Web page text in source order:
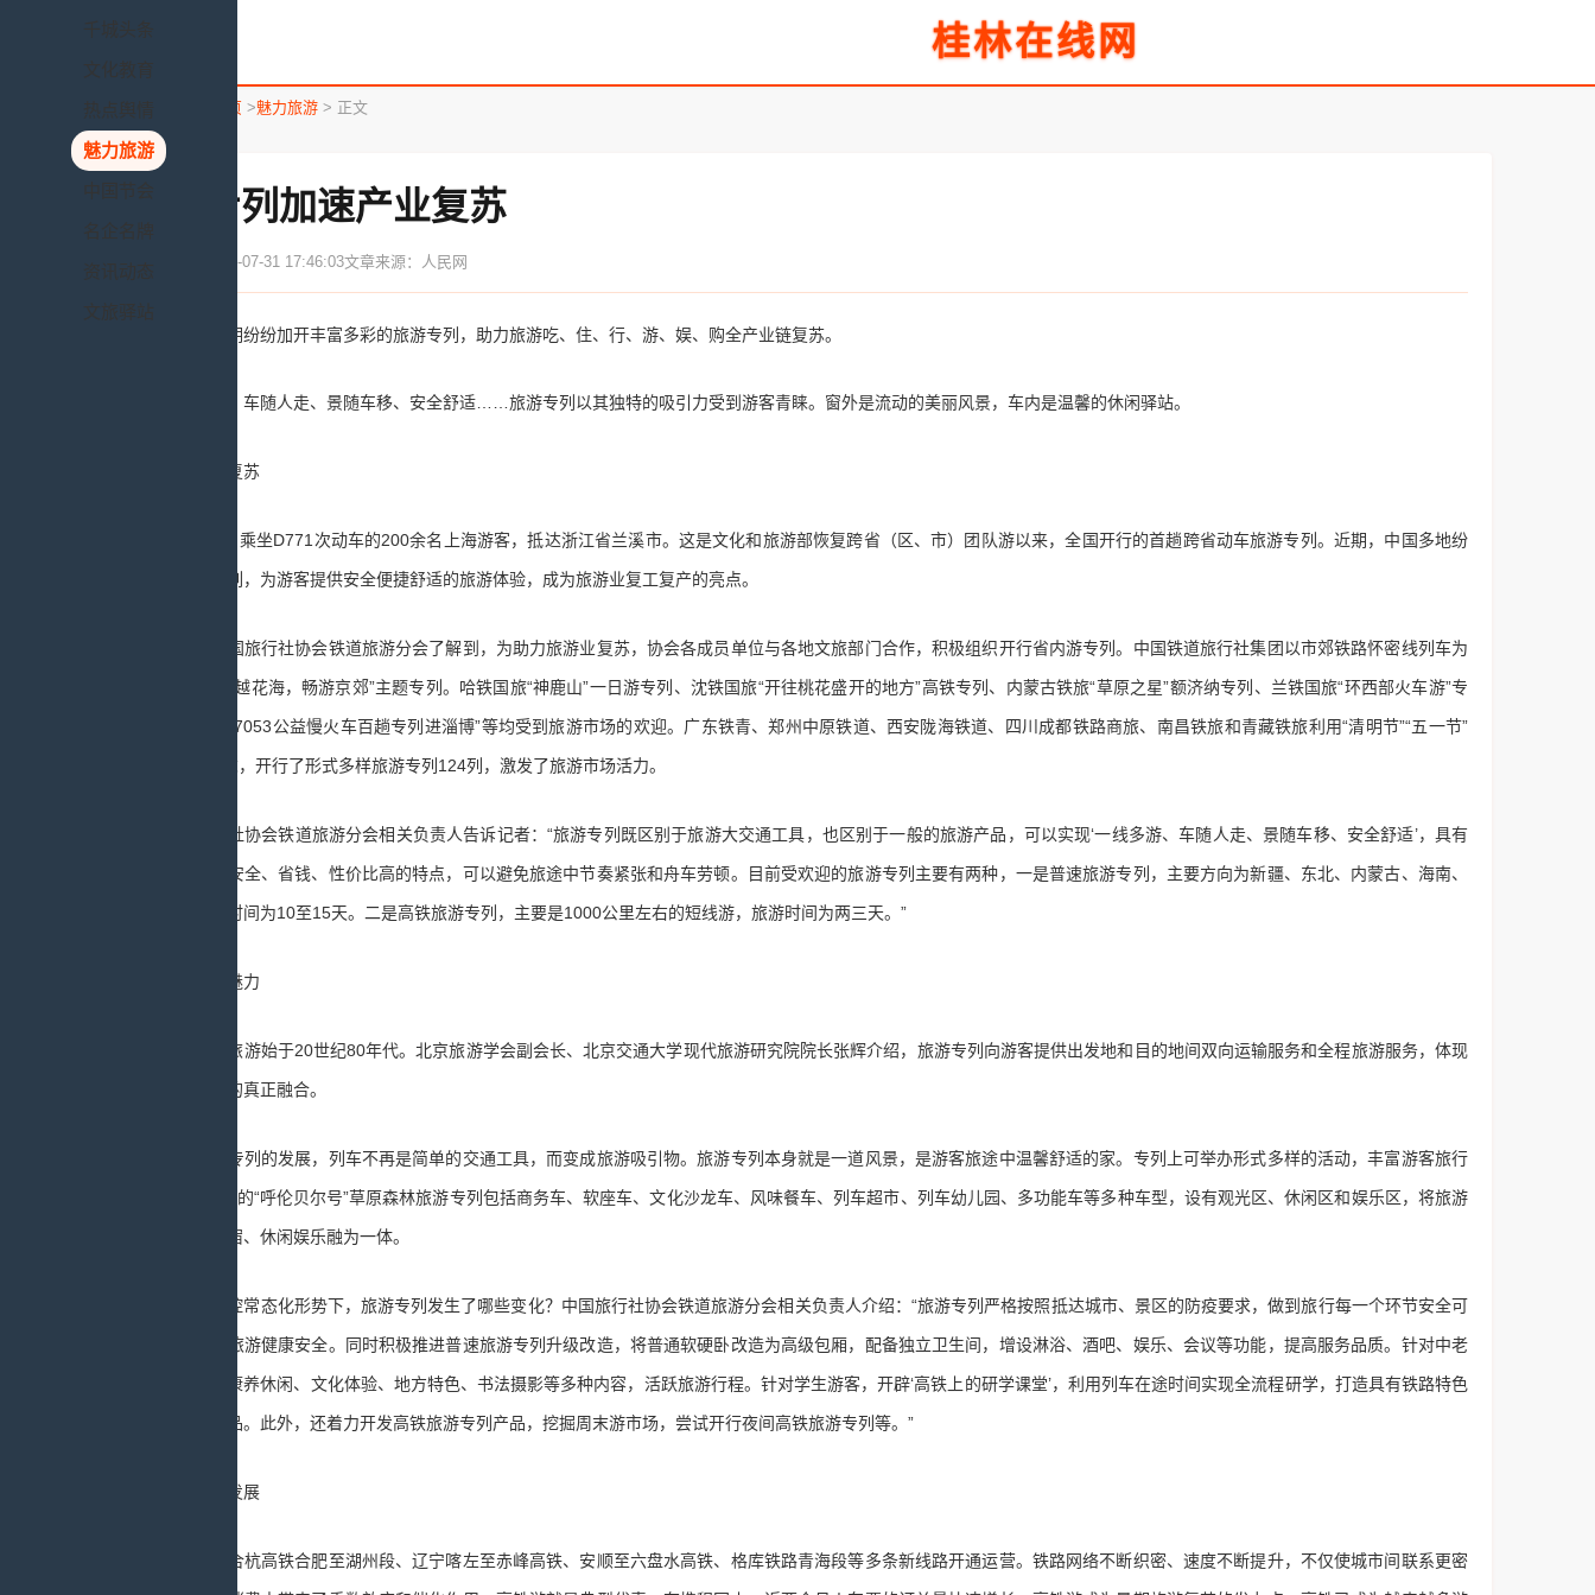
桂林在线网
文化教育
热点舆情
魅力旅游
中国节会
名企名牌
资讯动态
文旅驿站
您所在的位置： 首页 >魅力旅游 > 正文
旅游专列加速产业复苏
发布时间：2020-07-31 17:46:03文章来源：人民网
中国多地近期纷纷加开丰富多彩的旅游专列，助力旅游吃、住、行、游、娱、购全产业链复苏。
一线多游、车随人走、景随车移、安全舒适……旅游专列以其独特的吸引力受到游客青睐。窗外是流动的美丽风景，车内是温馨的休闲驿站。
助力产业复苏
7月25日，乘坐D771次动车的200余名上海游客，抵达浙江省兰溪市。这是文化和旅游部恢复跨省（区、市）团队游以来，全国开行的首趟跨省动车旅游专列。近期，中国多地纷
纷推出旅游专列，为游客提供安全便捷舒适的旅游体验，成为旅游业复工复产的亮点。
记者从中国旅行社协会铁道旅游分会了解到，为助力旅游业复苏，协会各成员单位与各地文旅部门合作，积极组织开行省内游专列。中国铁道旅行社集团以市郊铁路怀密线列车为
载体，开行“漫越花海，畅游京郊”主题专列。哈铁国旅“神鹿山”一日游专列、沈铁国旅“开往桃花盛开的地方”高铁专列、内蒙古铁旅“草原之星”额济纳专列、兰铁国旅“环西部火车游”专
列、山东中铁“7053公益慢火车百趟专列进淄博”等均受到旅游市场的欢迎。广东铁青、郑州中原铁道、西安陇海铁道、四川成都铁路商旅、南昌铁旅和青藏铁旅利用“清明节”“五一节”
“端午节”和周末，开行了形式多样旅游专列124列，激发了旅游市场活力。
中国旅行社协会铁道旅游分会相关负责人告诉记者：“旅游专列既区别于旅游大交通工具，也区别于一般的旅游产品，可以实现‘一线多游、车随人走、景随车移、安全舒适’，具有
绿色、低碳、安全、省钱、性价比高的特点，可以避免旅途中节奏紧张和舟车劳顿。目前受欢迎的旅游专列主要有两种，一是普速旅游专列，主要方向为新疆、东北、内蒙古、海南、
云南等，旅游时间为10至15天。二是高铁旅游专列，主要是1000公里左右的短线游，旅游时间为两三天。”
提升列车魅力
中国铁路旅游始于20世纪80年代。北京旅游学会副会长、北京交通大学现代旅游研究院院长张辉介绍，旅游专列向游客提供出发地和目的地间双向运输服务和全程旅游服务，体现
了铁路和旅游的真正融合。
随着旅游专列的发展，列车不再是简单的交通工具，而变成旅游吸引物。旅游专列本身就是一道风景，是游客旅途中温馨舒适的家。专列上可举办形式多样的活动，丰富游客旅行
体验。7月开行的“呼伦贝尔号”草原森林旅游专列包括商务车、软座车、文化沙龙车、风味餐车、列车超市、列车幼儿园、多功能车等多种车型，设有观光区、休闲区和娱乐区，将旅游
观光、餐饮食宿、休闲娱乐融为一体。
在疫情防控常态化形势下，旅游专列发生了哪些变化？中国旅行社协会铁道旅游分会相关负责人介绍：“旅游专列严格按照抵达城市、景区的防疫要求，做到旅行每一个环节安全可
控，确保游客旅游健康安全。同时积极推进普速旅游专列升级改造，将普通软硬卧改造为高级包厢，配备独立卫生间，增设淋浴、酒吧、娱乐、会议等功能，提高服务品质。针对中老
年游客，融入康养休闲、文化体验、地方特色、书法摄影等多种内容，活跃旅游行程。针对学生游客，开辟‘高铁上的研学课堂’，利用列车在途时间实现全流程研学，打造具有铁路特色
的研学旅行产品。此外，还着力开发高铁旅游专列产品，挖掘周末游市场，尝试开行夜间高铁旅游专列等。”
形成共赢发展
近期，商合杭高铁合肥至湖州段、辽宁喀左至赤峰高铁、安顺至六盘水高铁、格库铁路青海段等多条新线路开通运营。铁路网络不断织密、速度不断提升，不仅使城市间联系更密